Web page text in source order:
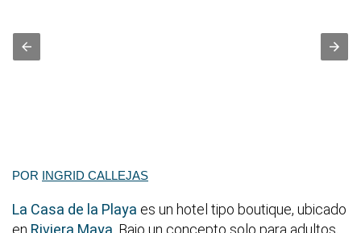
POR INGRID CALLEJAS
La Casa de la Playa es un hotel tipo boutique, ubicado
en Riviera Maya. Bajo un concepto solo para adultos,